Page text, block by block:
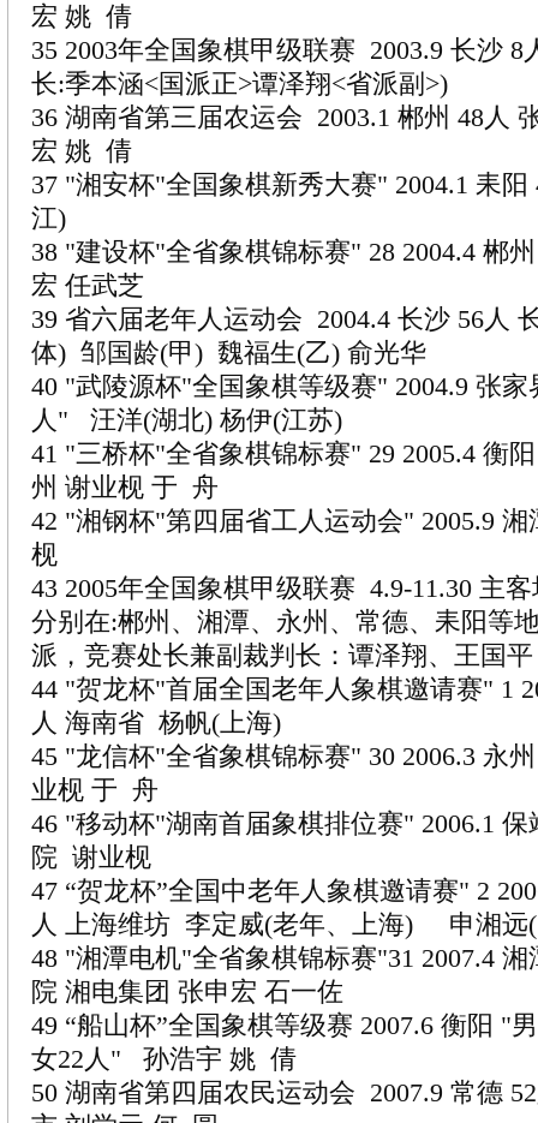
宏 姚 倩
35 2003年全国象棋甲级联赛 2003.9 长沙 8
长:季本涵<国派正>谭泽翔<省派副>)
36 湖南省第三届农运会 2003.1 郴州 48人
宏 姚 倩
37 "湘安杯"全国象棋新秀大赛" 2004.1 耒
江)
38 "建设杯"全省象棋锦标赛" 28 2004.4 郴
宏 任武芝
39 省六届老年人运动会 2004.4 长沙 56人
体) 邹国龄(甲) 魏福生(乙) 俞光华
40 "武陵源杯"全国象棋等级赛" 2004.9 张家
人" 汪洋(湖北) 杨伊(江苏)
41 "三桥杯"全省象棋锦标赛" 29 2005.4 衡
州 谢业枧 于 舟
42 "湘钢杯"第四届省工人运动会" 2005.9
枧
43 2005年全国象棋甲级联赛 4.9-11.30 主
分别在:郴州、湘潭、永州、常德、耒阳等
派，竞赛处长兼副裁判长：谭泽翔、王国
44 "贺龙杯"首届全国老年人象棋邀请赛" 1
人 海南省 杨帆(上海)
45 "龙信杯"全省象棋锦标赛" 30 2006.3 永
业枧 于 舟
46 "移动杯"湖南首届象棋排位赛" 2006.1 保
院 谢业枧
47 “贺龙杯”全国中老年人象棋邀请赛" 2
人 上海维坊 李定威(老年、上海) 申湘远
48 "湘潭电机"全省象棋锦标赛"31 2007.4 湘
院 湘电集团 张申宏 石一佐
49 “船山杯”全国象棋等级赛 2007.6 衡阳 "
女22人" 孙浩宇 姚 倩
50 湖南省第四届农民运动会 2007.9 常德